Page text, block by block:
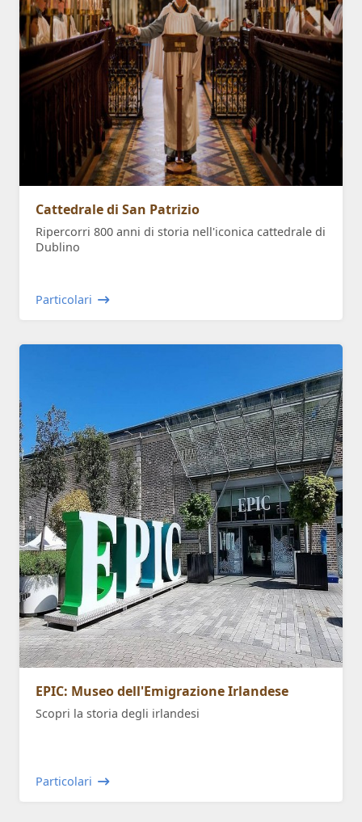
Cattedrale di San Patrizio
Ripercorri 800 anni di storia nell'iconica cattedrale di
Dublino
Particolari
EPIC: Museo dell'Emigrazione Irlandese
Scopri la storia degli irlandesi
Particolari